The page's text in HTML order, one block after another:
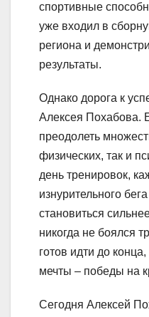
спортивные
уже входил в
региона и
результаты.
Однако дорога к
Алексея Похабова.
преодолеть
физических, так и
день тренировок,
изнурительного
становиться
никогда не боялся
готов идти до
мечты – победы на
Сегодня Алексей